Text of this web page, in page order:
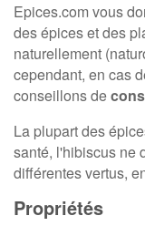
Epices.com vous
des épices et des
naturellement
cependant, en cas
conseillons de
La plupart des
santé, l'hibiscus ne
différentes vertus,
Propriétés